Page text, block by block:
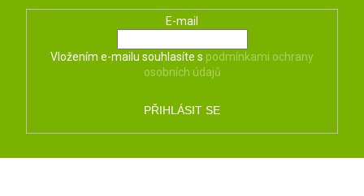
E-mail
Vložením e-mailu souhlasíte s podmínkami ochrany
osobních údajů
PŘIHLÁSIT SE